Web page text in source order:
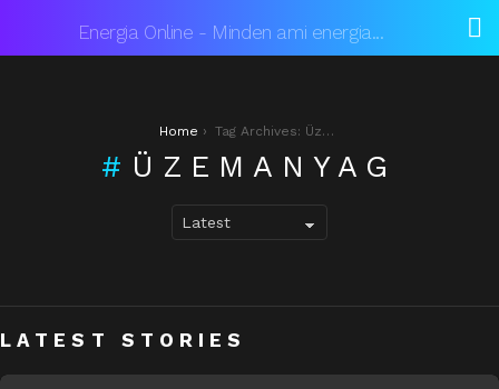
Energia Online - Minden ami energia...
Home Tag Archives: Üzemanyag
ÜZEMANYAG
LATEST STORIES